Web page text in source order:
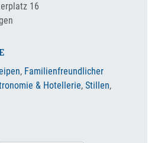
16
, Familienfreundlicher
& Hotellerie, Stillen,